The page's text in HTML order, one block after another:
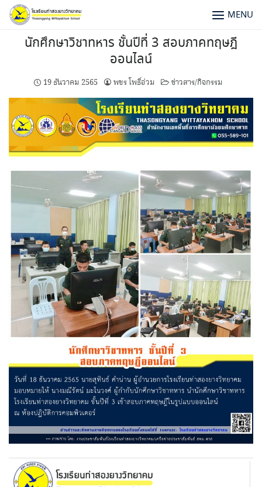
MENU
นักศึกษาวิชาทหาร ชั้นปีที่ 3 สอบภาคทฤษฎี
ออนไลน์
19 ธันวาคม 2565 พชร โพธิ์อ่วม ข่าวสาร/กิจกรรม